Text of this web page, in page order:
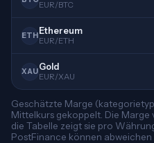
EUR/BTC
ETH Ethereum
EUR/ETH
XAUGold
EUR/XAU
Geschätzte Marge
Mittelkurs gekoppelt. Die
die Tabelle zeigt sie pro
PostFinance können